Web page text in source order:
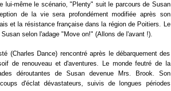
lui-même le scénario, "Plenty" suit le parcours de Susan
de la vie sera profondément modifiée après son
et la résistance française dans la région de Poitiers. Le
selon l'adage "Move on!" (Allons de l'avant !).
(Charles Dance) rencontré après le débarquement des
de renouveau et d'aventures. Le monde feutré de la
déroutantes de Susan devenue Mrs. Brook. Son
d'éclat dévastateurs, suivis de longues périodes